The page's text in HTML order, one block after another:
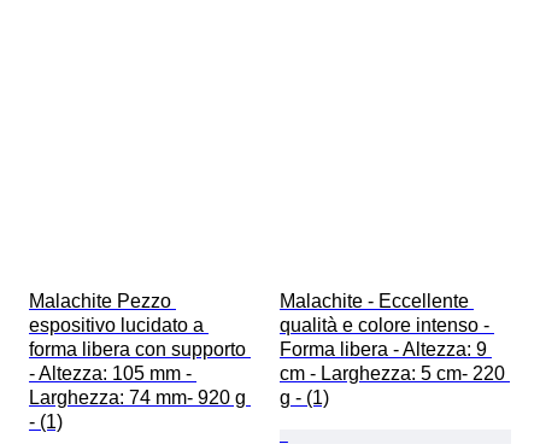
Malachite Pezzo
espositivo lucidato a
forma libera con supporto
- Altezza: 105 mm -
Larghezza: 74 mm- 920 g
- (1)
Malachite - Eccellente
qualità e colore intenso -
Forma libera - Altezza: 9
cm - Larghezza: 5 cm- 220
g - (1)